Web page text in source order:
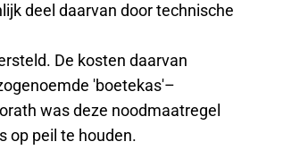
deel daarvan door technische
De kosten daarvan
'boetekas'–
was deze noodmaatregel
op peil te houden.